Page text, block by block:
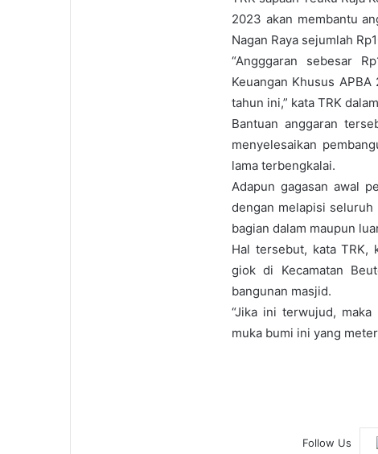
2023 akan membantu
Nagan Raya sejumlah
“Angggaran sebesar
Keuangan Khusus
tahun ini,” kata TRK
Bantuan anggaran
menyelesaikan
lama terbengkalai.
Adapun gagasan awal
dengan melapisi
bagian dalam maupun
Hal tersebut, kata TRK,
giok di Kecamatan
bangunan masjid.
“Jika ini terwujud,
muka bumi ini yang
Follow Us